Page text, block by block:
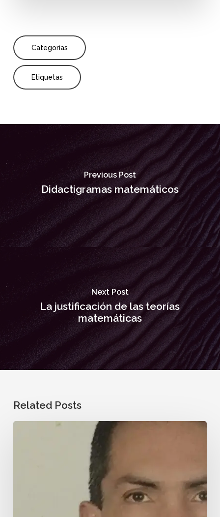
Categorías
Etiquetas
Previous Post
Didactigramas matemáticos
Next Post
La justificación de las teorías
matemáticas
Related Posts